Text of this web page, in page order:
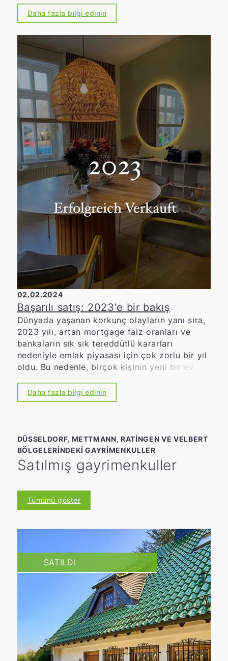
Siz de gayrimenkulünüzü satmak mı
istiyorsunuz?Bizimle iletişime geçin –
başarılı bir satış için size memnuniyetle
destek oluruz!
Daha fazla bilgi edinin
02.02.2024
Başarılı satış: 2023'e bir bakış
Dünyada yaşanan korkunç olayların yanı sıra,
2023 yılı, artan mortgage faiz oranları ve
bankaların sık sık tereddütlü kararları
nedeniyle emlak piyasası için çok zorlu bir yıl
oldu. Bu nedenle, birçok kişinin yeni bir ev
olmaktan büyük gurur duyuyoruz.
Daha fazla bilgi edinin
DÜSSELDORF, METTMANN, RATINGEN VE VELBERT
BÖLGELERINDEKI GAYRIMENKULLER
Satılmış gayrimenkuller
Tümünü göster
SATILDI